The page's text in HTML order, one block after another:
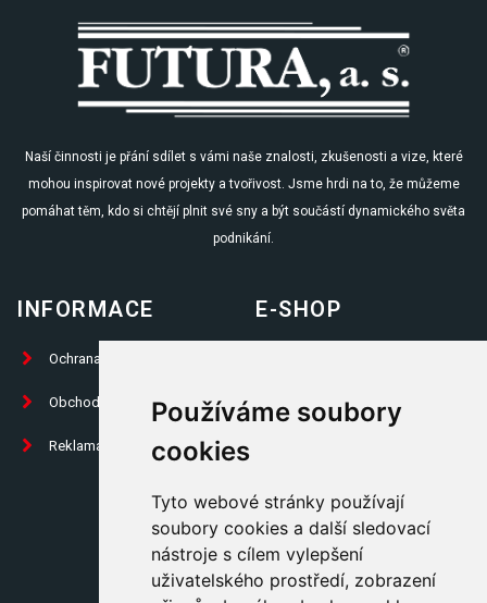
Používáme soubory
cookies
Tyto webové stránky používají
soubory cookies a další sledovací
nástroje s cílem vylepšení
uživatelského prostředí, zobrazení
Naší činnosti je přání sdílet s vámi naše znalosti, zkušenosti a vize, které
mohou inspirovat nové projekty a tvořivost. Jsme hrdi na to, že můžeme
pomáhat těm, kdo si chtějí plnit své sny a být součástí dynamického světa
podnikání.
INFORMACE
Ochrana osobních údajů
Obchodní podmínky
Reklamační formulář
E-SHOP
Propagační předměty
Ostatní
Kontakty